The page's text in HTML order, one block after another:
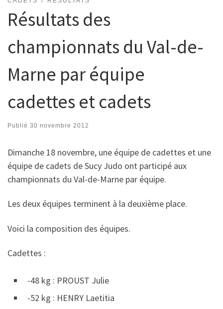
Résultats des
championnats du Val-de-
Marne par équipe
cadettes et cadets
Publié 30 novembre 2012
Dimanche 18 novembre, une équipe de cadettes et une
équipe de cadets de Sucy Judo ont participé aux
championnats du Val-de-Marne par équipe.
Les deux équipes terminent à la deuxième place.
Voici la composition des équipes.
Cadettes :
-48 kg : PROUST Julie
-52 kg : HENRY Laetitia